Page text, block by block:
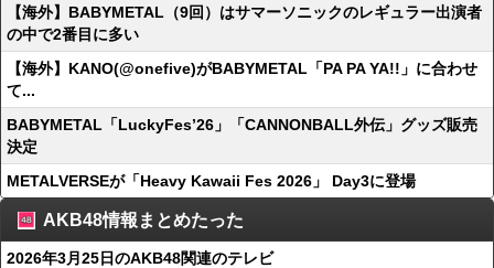
【海外】BABYMETAL（9回）はサマーソニックのレギュラー出演者
の中で2番目に多い
【海外】KANO(@onefive)がBABYMETAL「PA PA YA!!」に合わせ
て...
BABYMETAL「LuckyFes’26」「CANNONBALL外伝」グッズ販売
決定
METALVERSEが「Heavy Kawaii Fes 2026」 Day3に登場
AKB48情報まとめたった
2026年3月25日のAKB48関連のテレビ